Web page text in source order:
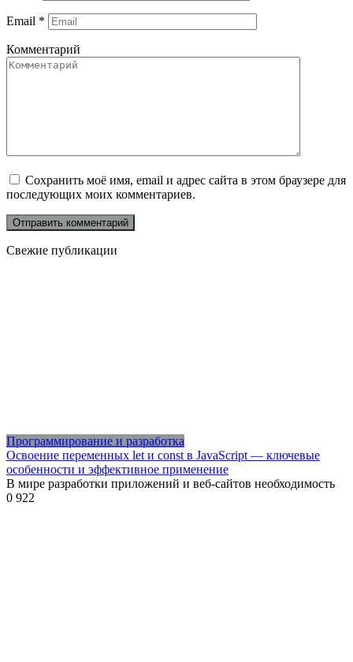
Email *
Комментарий
Сохранить моё имя, email и адрес сайта в этом браузере для
последующих моих комментариев.
Свежие публикации
Программирование и разработка
Освоение переменных let и const в JavaScript — ключевые
особенности и эффективное применение
В мире разработки приложений и веб-сайтов необходимость
0 922